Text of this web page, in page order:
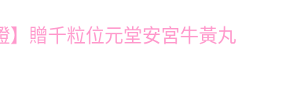
】贈千粒位元堂安宮牛黃丸